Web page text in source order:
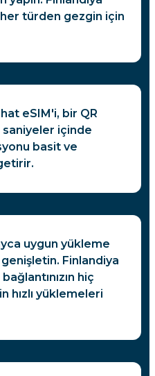
türden gezgin için
eSIM'i, bir QR
içinde
basit ve
uygun yükleme
Finlandiya
hiç
hızlı yüklemeleri